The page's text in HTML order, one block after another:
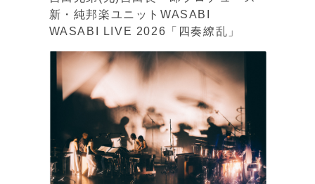
新・純邦楽ユニットWASABI
WASABI LIVE 2026「四奏繚乱」